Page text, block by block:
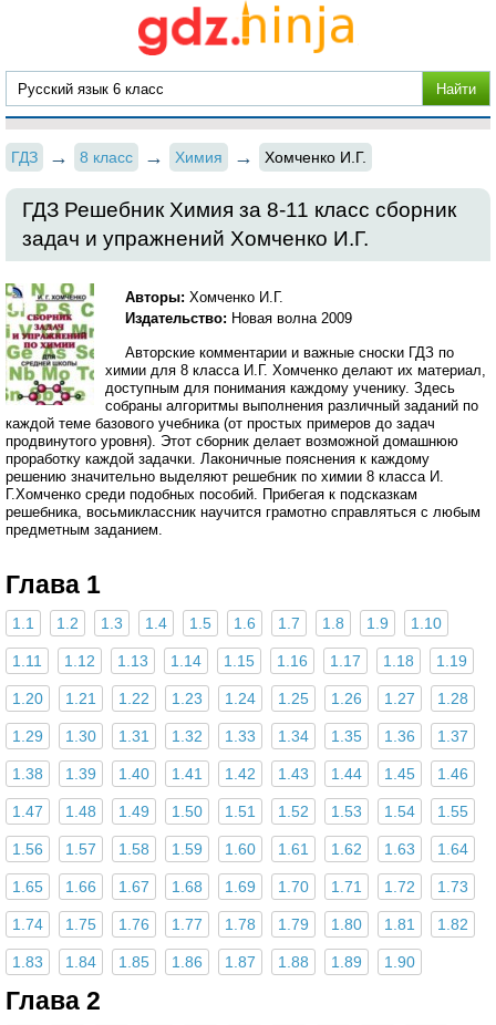
ГДЗ 8 класс Химия Хомченко И.Г.
ГДЗ Решебник Химия за 8‐11 класс сборник
задач и упражнений Хомченко И.Г.
Авторы: Хомченко И.Г.
Издательство: Новая волна 2009
Авторские комментарии и важные сноски ГДЗ по
химии для 8 класса И.Г. Хомченко делают их материал,
доступным для понимания каждому ученику. Здесь
собраны алгоритмы выполнения различный заданий по
каждой теме базового учебника (от простых примеров до задач
продвинутого уровня). Этот сборник делает возможной домашнюю
проработку каждой задачки. Лаконичные пояснения к каждому
решению значительно выделяют решебник по химии 8 класса И.
Г.Хомченко среди подобных пособий. Прибегая к подсказкам
решебника, восьмиклассник научится грамотно справляться с любым
предметным заданием.
Глава 1
1.1 1.2 1.3 1.4 1.5 1.6 1.7 1.8 1.9 1.10
1.11 1.12 1.13 1.14 1.15 1.16 1.17 1.18 1.19
1.20 1.21 1.22 1.23 1.24 1.25 1.26 1.27 1.28
1.29 1.30 1.31 1.32 1.33 1.34 1.35 1.36 1.37
1.38 1.39 1.40 1.41 1.42 1.43 1.44 1.45 1.46
1.47 1.48 1.49 1.50 1.51 1.52 1.53 1.54 1.55
1.56 1.57 1.58 1.59 1.60 1.61 1.62 1.63 1.64
1.65 1.66 1.67 1.68 1.69 1.70 1.71 1.72 1.73
1.74 1.75 1.76 1.77 1.78 1.79 1.80 1.81 1.82
1.83 1.84 1.85 1.86 1.87 1.88 1.89 1.90
Глава 2